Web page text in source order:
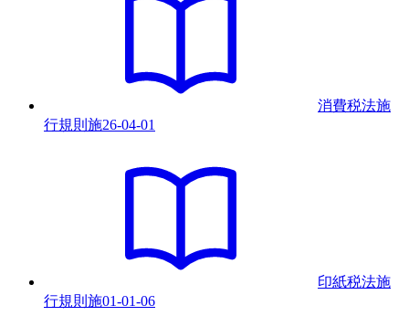
消費税法施
行規則 施26-04-01
印紙税法施
行規則 施01-01-06